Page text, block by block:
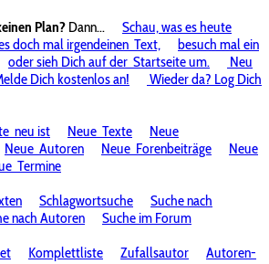
Plan? Dann...
Schau, was es heute
doch mal irgendeinen Text,
besuch mal ein
oder sieh Dich auf der Startseite um.
Neu
Dich kostenlos an!
Wieder da? Log Dich
neu ist Neue Texte
Neue
Neue Autoren Neue Forenbeiträge
Neue
Termine
Schlagwortsuche
Suche nach
nach Autoren
Suche im Forum
Komplettliste Zufallsautor
Autoren-